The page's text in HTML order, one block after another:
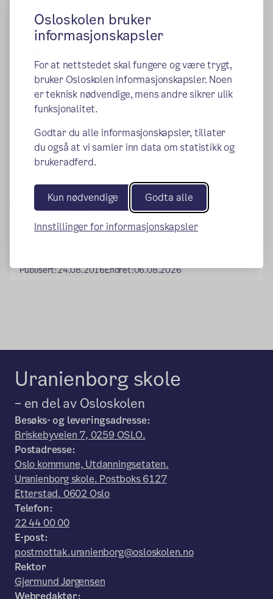
Osloskolen bruker
informasjonskapsler
For at nettstedet skal fungere og være trygt,
bruker Osloskolen informasjonskapsler. Noen
er teknisk nødvendige, mens andre sikrer ulik
funksjonalitet.
Godtar du alle informasjonskapsler, tillater
du også at vi samler inn data om statistikk og
brukeradferd.
Kun nødvendige Godta alle
Innstillinger for informasjonskapsler
mari.odenrud@osloskolen.no
Marthe Granbu Lien (ITO)
Alex Ytterdahl
alex.ytterdahl@osloskolen.no
Katrine Lea
katrine.lea@osloskolen.no
beate.kirkerod@osloskolen.no
Line Fleischer Vågsmyr
line.vagsmyr@osloskolen.no
Jon Kristian Svendsen
jon.svendsen@osloskolen.no
Emma Sofie Sjaavik Arntzen
emma.arntzen@osloskolen.no
Publisert:24.08.2016Endret:06.08.2026
Uranienborg skole
– en del av Osloskolen
Besøks- og leveringsadresse:
Briskebyveien 7, 0259 OSLO.
Postadresse:
Oslo kommune, Utdanningsetaten.
Uranienborg skole. Postboks 6127
Etterstad. 0602 Oslo
Telefon:
22 44 00 00
E-post:
postmottak.uranienborg@osloskolen.no
Rektor
Gjermund Jørgensen